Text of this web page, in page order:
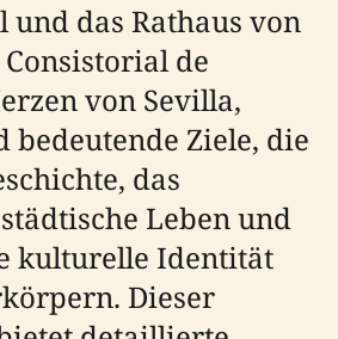
und das Rathaus von
Consistorial de
von Sevilla,
bedeutende Ziele, die
das
Leben und
kulturelle Identität
Dieser